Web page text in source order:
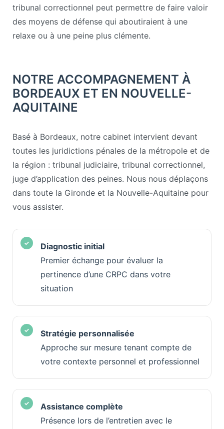
tribunal correctionnel peut permettre de faire valoir
des moyens de défense qui aboutiraient à une
relaxe ou à une peine plus clémente.
NOTRE ACCOMPAGNEMENT À
BORDEAUX ET EN NOUVELLE-
AQUITAINE
Basé à Bordeaux, notre cabinet intervient devant
toutes les juridictions pénales de la métropole et de
la région : tribunal judiciaire, tribunal correctionnel,
juge d’application des peines. Nous nous déplaçons
dans toute la Gironde et la Nouvelle-Aquitaine pour
vous assister.
Diagnostic initial
Premier échange pour évaluer la
pertinence d’une CRPC dans votre
situation
Stratégie personnalisée
Approche sur mesure tenant compte de
votre contexte personnel et professionnel
Assistance complète
Présence lors de l’entretien avec le